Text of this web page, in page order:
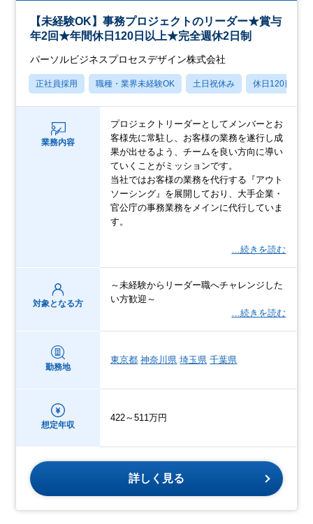
【未経験OK】事務プロジェクトのリーダー★賞与
年2回★年間休日120日以上★完全週休2日制
パーソルビジネスプロセスデザイン株式会社
正社員採用 職種・業界未経験OK 土日祝休み 休日120日以上
業務内容
プロジェクトリーダーとしてメンバーとお
客様先に常駐し、お客様の業務を遂行し成
果が出せるよう、チームを良い方向に導い
ていくことがミッションです。
当社ではお客様の業務を代行する『アウト
ソーシング』を展開しており、大手企業・
官公庁の事務業務をメインに代行していま
す。
…続きを読む
対象となる方
～未経験からリーダー職へチャレンジした
い方歓迎～
…続きを読む
勤務地
東京都 神奈川県 埼玉県 千葉県
想定年収
422～511万円
詳しく見る